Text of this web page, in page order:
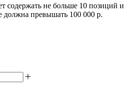
содержать не больше 10 позиций и
должна превышать 100 000 р.